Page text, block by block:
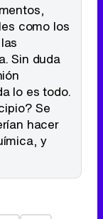
como los
Sin duda
lo es todo.
Se
hacer
y